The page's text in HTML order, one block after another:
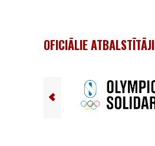
OFICIĀLIE ATBALSTĪTĀJI